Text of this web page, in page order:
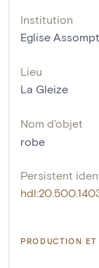
Institution
Eglise
Lieu
La Gleize
Nom d'objet
robe
Persistent
PRODUCTION ET